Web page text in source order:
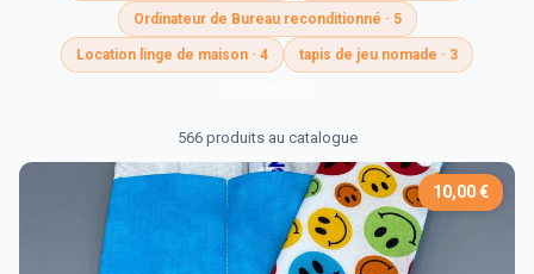
Ordinateur de Bureau reconditionné · 5
Location linge de maison · 4 tapis de jeu nomade · 3
566 produits au catalogue
10,00 €